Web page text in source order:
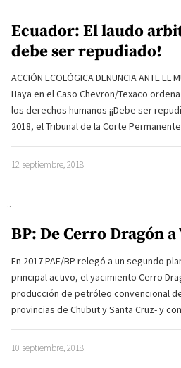
Ecuador: El laudo
debe ser repudiado!
ACCIÓN ECOLÓGICA DENUNCIA ANTE
Haya en el Caso Chevron/Texaco
los derechos humanos ¡¡Debe ser
2018, el Tribunal de la Corte
12 septiembre, 2018
BP: De Cerro Dragón
En 2017 PAE/BP relegó a un segundo
principal activo, el yacimiento Cerro
producción de petróleo convencional
provincias de Chubut y Santa Cruz- y
10 septiembre, 2018